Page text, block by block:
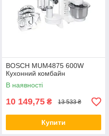
BOSCH MUM4875 600W
Кухонний комбайн
В наявності
10 149,75 ₴ 13 533 ₴
Купити